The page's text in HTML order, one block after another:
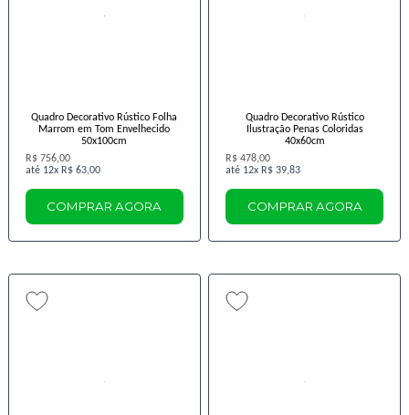
Quadro Decorativo Rústico Folha
Marrom em Tom Envelhecido
50x100cm
R$ 756,00
12x R$ 63,00
COMPRAR AGORA
Quadro Decorativo Rústico
Ilustração Penas Coloridas
40x60cm
R$ 478,00
12x R$ 39,83
COMPRAR AGORA